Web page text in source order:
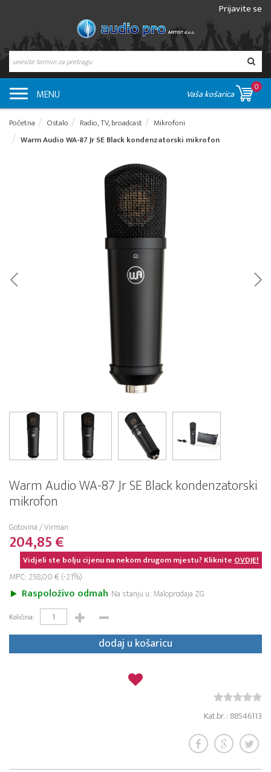
Prijavite se
MENU Vaša košarica
0
Početna Ostalo Radio, TV, broadcast
Mikrofoni
Warm Audio WA-87 Jr SE Black kondenzatorski mikrofon
Warm Audio WA-87 Jr SE Black kondenzatorski
mikrofon
Gotovina / Virman
204,85 €
Vidjeli ste bolju cijenu na nekom drugom mjestu? KlikniteOVDJE!
MPC: 258,00 € (-21%)
Raspoloživo odmah Na stanju u: Maloprodaja ZG
Količina:
dodaj u košaricu
Kat.br. : 88546113